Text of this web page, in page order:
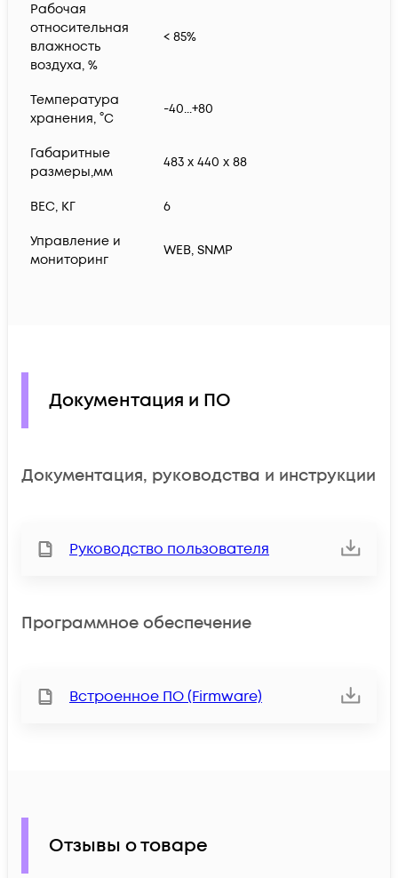
Рабочая
относительная
влажность
воздуха, %
< 85%
Температура
хранения, °С
-40...+80
Габаритные
размеры,мм
483 x 440 x 88
ВЕС, КГ 6
Управление и
мониторинг
WEB, SNMP
Документация и ПО
Документация, руководства и инструкции
Руководство пользователя
Программное обеспечение
Встроенное ПО (Firmware)
Отзывы о товаре